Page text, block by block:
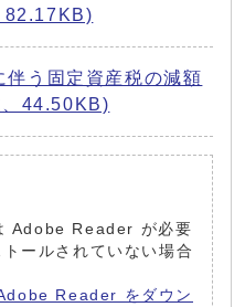
82.17KB)
う固定資産税の減額
、44.50KB)
Adobe Reader が必要
ールされていない場合
Reader をダウン